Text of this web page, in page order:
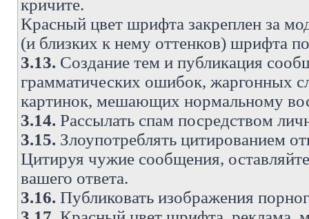
кричите.
Красный цвет шрифта закреплен за
(и близких к нему оттенков) шрифта
3.13. Создание тем и публикация
грамматических ошибок, жаргонных
картинок, мешающих нормальному
3.14. Рассылать спам посредством
3.15. Злоупотреблять цитированием
Цитируя чужие сообщения,
вашего ответа.
3.16. Публиковать изображения